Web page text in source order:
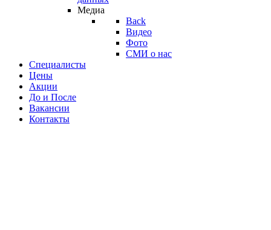
Медиа
Back
Видео
Фото
СМИ о нас
Специалисты
Цены
Акции
До и После
Вакансии
Контакты